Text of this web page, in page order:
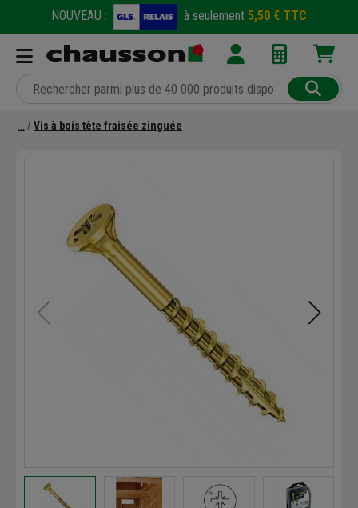
NOUVEAU : à seulement 5,50 € TTC
Vis à bois tête fraisée zinguée